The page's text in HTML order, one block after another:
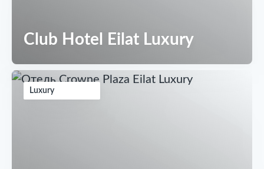
Club Hotel Eilat Luxury
Luxury